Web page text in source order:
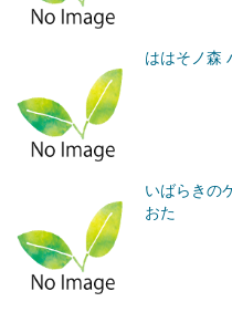
ははそノ森
いばらきの
おた